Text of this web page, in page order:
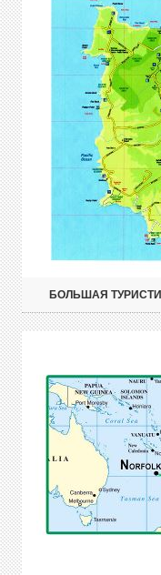
БОЛЬШАЯ